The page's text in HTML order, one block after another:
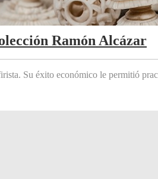
Ramón Alcázar
Su éxito económico le permitió